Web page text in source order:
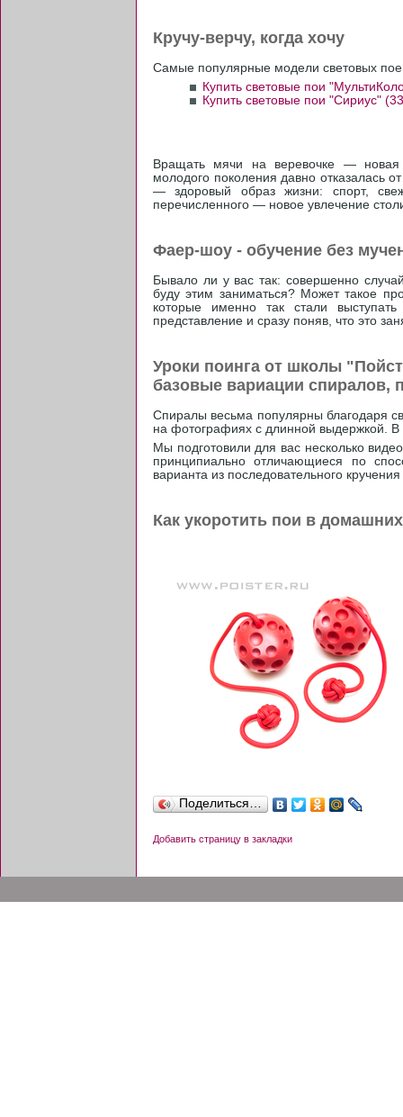
Кручу-верчу, когда хочу
Самые популярные модели световых
Купить световые пои
Купить световые пои "Сириус"
Вращать мячи на веревочке — новая
молодого поколения давно отказалась
— здоровый образ жизни: спорт,
перечисленного — новое увлечение
Фаер-шоу - обучение без
Бывало ли у вас так: совершенно
буду этим заниматься? Может такое
которые именно так стали
представление и сразу поняв, что это
Уроки поинга от школы
базовые вариации спиралов,
Спиралы весьма популярны благодаря
на фотографиях с длинной выдержкой.
Мы подготовили для вас несколько
принципиально отличающиеся по
варианта из последовательного
Как укоротить пои в
Поделиться…
Добавить страницу в закладки